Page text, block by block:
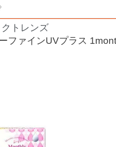
トレンズ
ファインUVプラス